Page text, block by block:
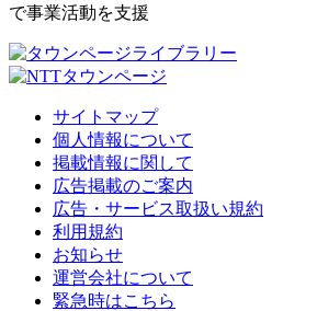
で事業活動を支援
サイトマップ
個人情報について
掲載情報に関して
広告掲載のご案内
広告・サービス取扱い規約
利用規約
お知らせ
運営会社について
緊急時はこちら